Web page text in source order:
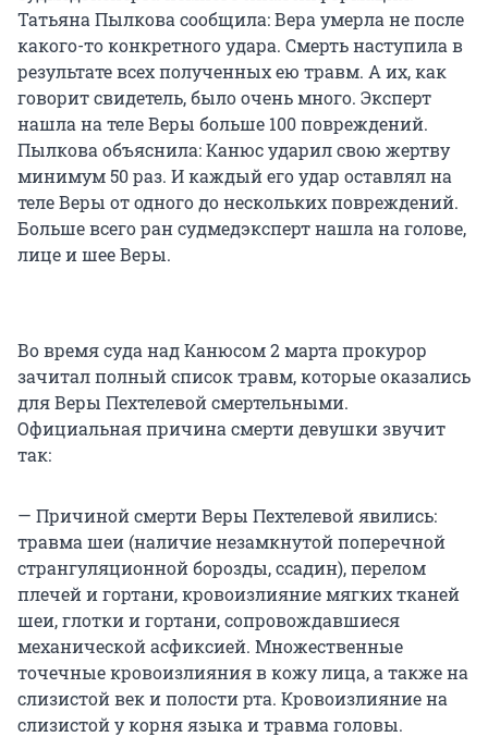
Татьяна Пылкова сообщила: Вера умерла не после
какого-то конкретного удара. Смерть наступила в
результате всех полученных ею травм. А их, как
говорит свидетель, было очень много. Эксперт
нашла на теле Веры больше 100 повреждений.
Пылкова объяснила: Канюс ударил свою жертву
минимум 50 раз. И каждый его удар оставлял на
теле Веры от одного до нескольких повреждений.
Больше всего ран судмедэксперт нашла на голове,
лице и шее Веры.
Во время суда над Канюсом 2 марта прокурор
зачитал полный список травм, которые оказались
для Веры Пехтелевой смертельными.
Официальная причина смерти девушки звучит
так:
— Причиной смерти Веры Пехтелевой явились:
травма шеи (наличие незамкнутой поперечной
странгуляционной борозды, ссадин), перелом
плечей и гортани, кровоизлияние мягких тканей
шеи, глотки и гортани, сопровождавшиеся
механической асфиксией. Множественные
точечные кровоизлияния в кожу лица, а также на
слизистой век и полости рта. Кровоизлияние на
слизистой у корня языка и травма головы.